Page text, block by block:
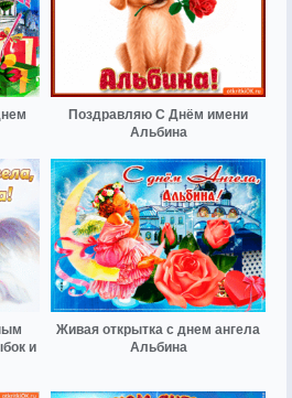
Поздравляю С Днём имени
Альбина
и
Живая открытка с днем ангела
Альбина